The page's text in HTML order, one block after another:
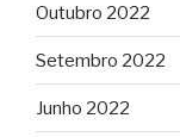
Outubro 2022
Setembro 2022
Junho 2022